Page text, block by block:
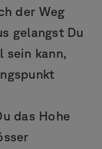
der Weg
gelangst Du
sein kann,
das Hohe